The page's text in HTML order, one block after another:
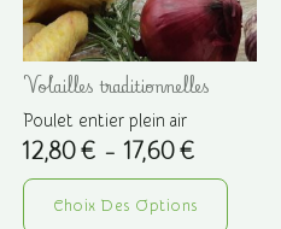
Volailles traditionnelles
Poulet entier plein air
12,80€ – 17,60€Plage
de
prix :
12,80 €
Choix Des Options
Ce